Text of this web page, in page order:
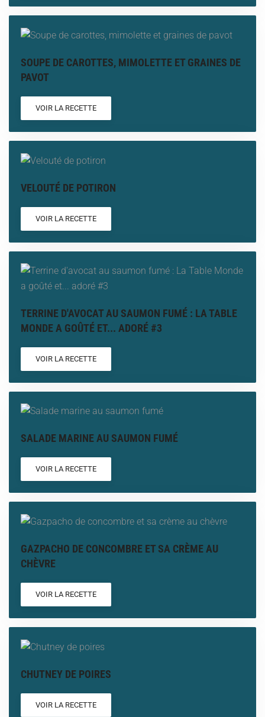
SOUPE DE CAROTTES, MIMOLETTE ET GRAINES DE
PAVOT
VOIR LA RECETTE
VELOUTÉ DE POTIRON
VOIR LA RECETTE
TERRINE D'AVOCAT AU SAUMON FUMÉ : LA TABLE
MONDE A GOÛTÉ ET... ADORÉ #3
VOIR LA RECETTE
SALADE MARINE AU SAUMON FUMÉ
VOIR LA RECETTE
GAZPACHO DE CONCOMBRE ET SA CRÈME AU
CHÈVRE
VOIR LA RECETTE
CHUTNEY DE POIRES
VOIR LA RECETTE